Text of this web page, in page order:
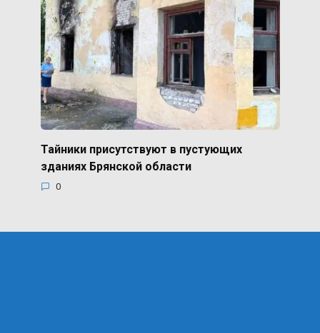
Тайники присутствуют в пустующих
зданиях Брянской области
0